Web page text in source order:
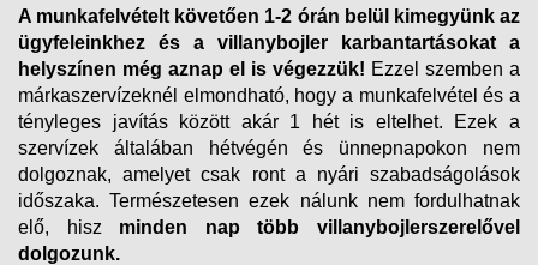
A munkafelvételt követően 1-2 órán belül kimegyünk az
ügyfeleinkhez és a villanybojler karbantartásokat a
helyszínen még aznap el is végezzük! Ezzel szemben a
márkaszervízeknél elmondható, hogy a munkafelvétel és a
tényleges javítás között akár 1 hét is eltelhet. Ezek a
szervízek általában hétvégén és ünnepnapokon nem
dolgoznak, amelyet csak ront a nyári szabadságolások
időszaka. Természetesen ezek nálunk nem fordulhatnak
elő, hisz minden nap több villanybojlerszerelővel
dolgozunk.